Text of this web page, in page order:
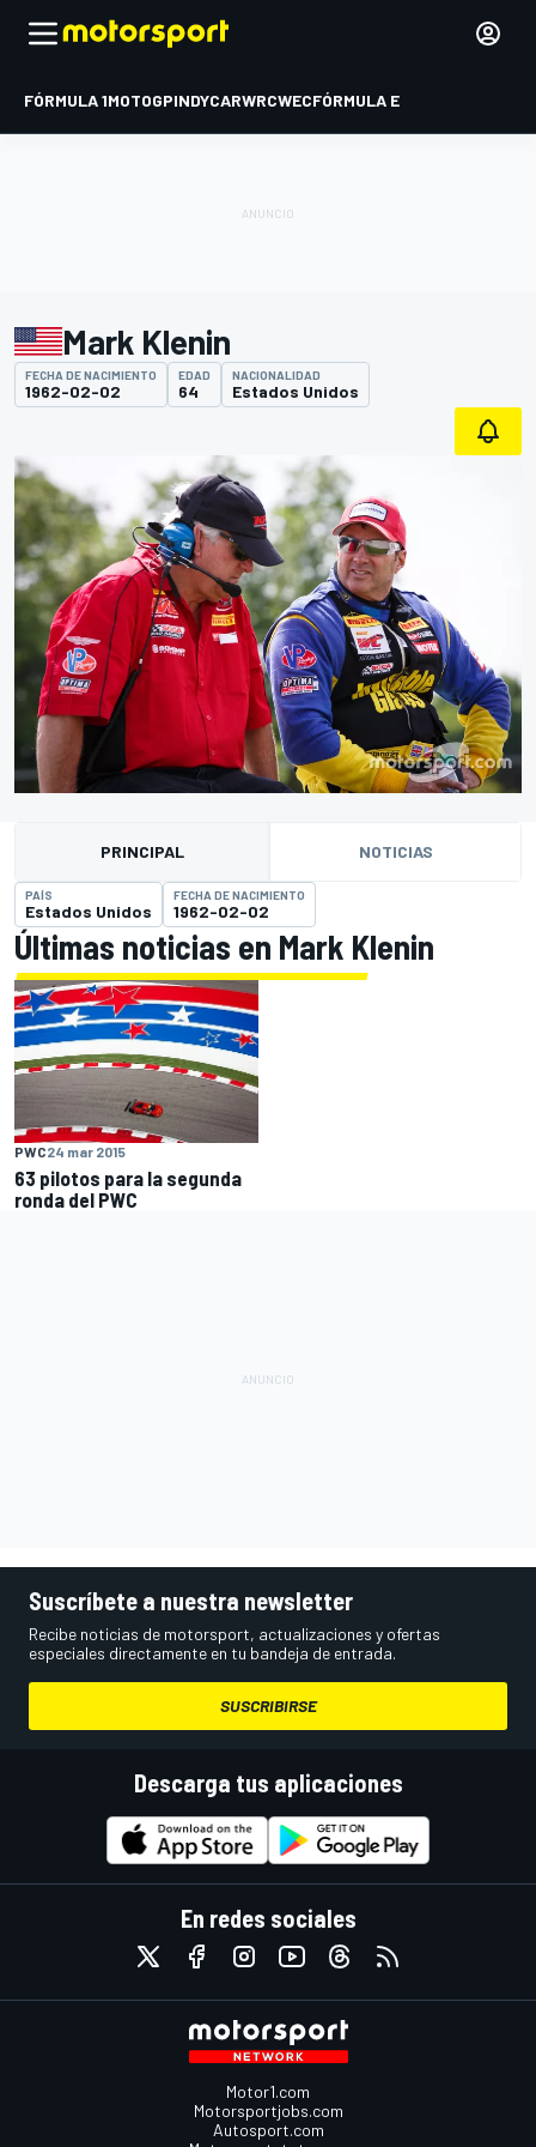
FÓRMULA 1MOTOGPINDYCARWRCWECFÓRMULA E
Mark Klenin
FECHA DE NACIMIENTO
1962-02-02
EDAD
64
NACIONALIDAD
Estados Unidos
PRINCIPAL NOTICIAS
PAÍS
Estados Unidos
FECHA DE NACIMIENTO
1962-02-02
Últimas noticias en Mark Klenin
PWC24 mar 2015
63 pilotos para la segunda
ronda del PWC
Suscríbete a nuestra newsletter
Recibe noticias de motorsport, actualizaciones y ofertas
especiales directamente en tu bandeja de entrada.
SUSCRIBIRSE
Descarga tus aplicaciones
En redes sociales
Motor1.com
Motorsportjobs.com
Autosport.com